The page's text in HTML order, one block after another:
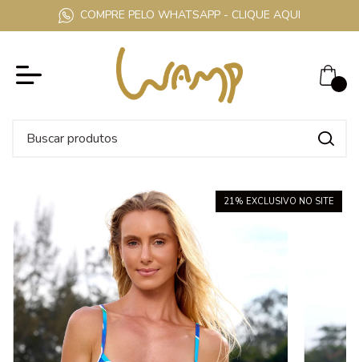
COMPRE PELO WHATSAPP - CLIQUE AQUI
21% EXCLUSIVO NO SITE